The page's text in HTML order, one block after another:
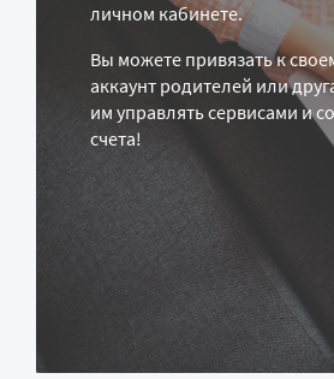
личном кабинете.
Вы можете привязать к
аккаунт родителей или
им управлять сервисами и
счета!